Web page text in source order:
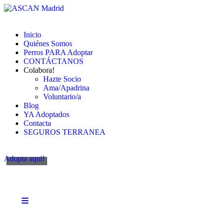
Inicio
Quiénes Somos
Perros PARA Adoptar
CONTÁCTANOS
Colabora!
Hazte Socio
Ama/Apadrina
Voluntario/a
Blog
YA Adoptados
Contacta
SEGUROS TERRANEA
Adopta aqui!